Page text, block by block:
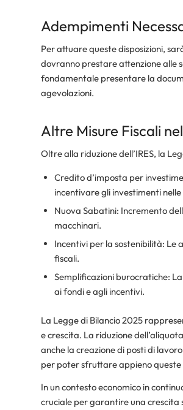
Adempimenti
Per attuare queste disposizioni,
dovranno prestare attenzione alle
fondamentale presentare la
agevolazioni.
Altre Misure Fiscali
Oltre alla riduzione dell’IRES, la
Credito d’imposta per
incentivare gli investimenti
Nuova Sabatini: Incremento
macchinari.
Incentivi per la sostenibilità: Le
fiscali.
Semplificazioni burocratiche:
ai fondi e agli incentivi.
La Legge di Bilancio 2025
e crescita. La riduzione
anche la creazione di posti di
per poter sfruttare appieno queste
In un contesto economico in
cruciale per garantire una crescita